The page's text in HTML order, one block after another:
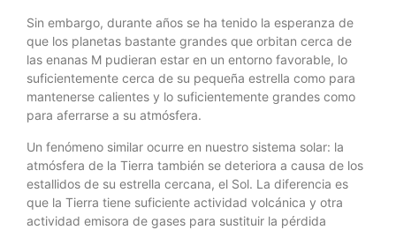
Sin embargo, durante años se ha tenido la esperanza de
que los planetas bastante grandes que orbitan cerca de
las enanas M pudieran estar en un entorno favorable, lo
suficientemente cerca de su pequeña estrella como para
mantenerse calientes y lo suficientemente grandes como
para aferrarse a su atmósfera.
Un fenómeno similar ocurre en nuestro sistema solar: la
atmósfera de la Tierra también se deteriora a causa de los
estallidos de su estrella cercana, el Sol. La diferencia es
que la Tierra tiene suficiente actividad volcánica y otra
actividad emisora de gases para sustituir la pérdida